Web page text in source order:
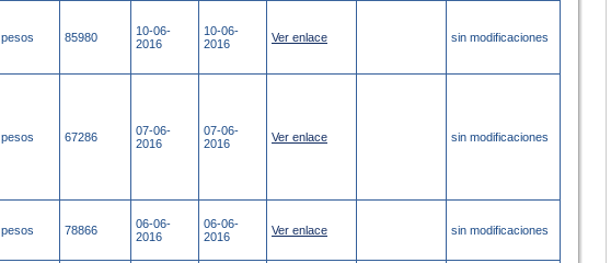
pesos 85980
10-06-
2016
10-06-
2016
Ver enlace sin modificaciones
pesos 67286
07-06-
2016
07-06-
2016
Ver enlace sin modificaciones
pesos 78866
06-06-
2016
06-06-
2016
Ver enlace sin modificaciones